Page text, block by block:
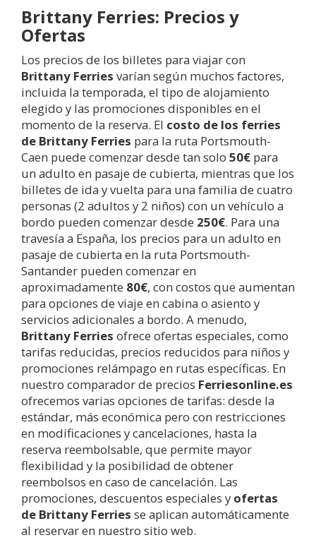
Brittany Ferries: Precios y
Ofertas
Los precios de los billetes para viajar con
Brittany Ferries varían según muchos factores,
incluida la temporada, el tipo de alojamiento
elegido y las promociones disponibles en el
momento de la reserva. El costo de los ferries
de Brittany Ferries para la ruta Portsmouth-
Caen puede comenzar desde tan solo 50€ para
un adulto en pasaje de cubierta, mientras que los
billetes de ida y vuelta para una familia de cuatro
personas (2 adultos y 2 niños) con un vehículo a
bordo pueden comenzar desde 250€. Para una
travesía a España, los precios para un adulto en
pasaje de cubierta en la ruta Portsmouth-
Santander pueden comenzar en
aproximadamente 80€, con costos que aumentan
para opciones de viaje en cabina o asiento y
servicios adicionales a bordo. A menudo,
Brittany Ferries ofrece ofertas especiales, como
tarifas reducidas, precios reducidos para niños y
promociones relámpago en rutas específicas. En
nuestro comparador de precios Ferriesonline.es
ofrecemos varias opciones de tarifas: desde la
estándar, más económica pero con restricciones
en modificaciones y cancelaciones, hasta la
reserva reembolsable, que permite mayor
flexibilidad y la posibilidad de obtener
reembolsos en caso de cancelación. Las
promociones, descuentos especiales y ofertas
de Brittany Ferries se aplican automáticamente
al reservar en nuestro sitio web.